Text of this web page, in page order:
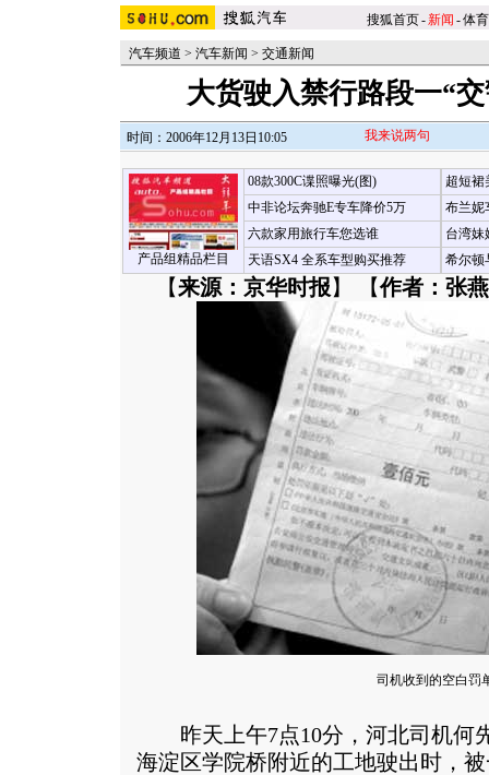
搜狐首页-新闻 -体育
汽车频道 > 汽车新闻 > 交通新闻
大货驶入禁行路段一“
时间：2006年12月13日10:05 我来说两句
产品组精品栏目
08款300C谍照曝光(图)
中非论坛奔驰E专车降价5万
六款家用旅行车您选谁
天语SX4 全系车型购买推荐
超短裙
布兰妮
台湾妹
希尔顿
【来源：京华时报 】 【作者：张燕
司机收到的空白罚
昨天上午7点10分，河北司机何
海淀区学院桥附近的工地驶出时，